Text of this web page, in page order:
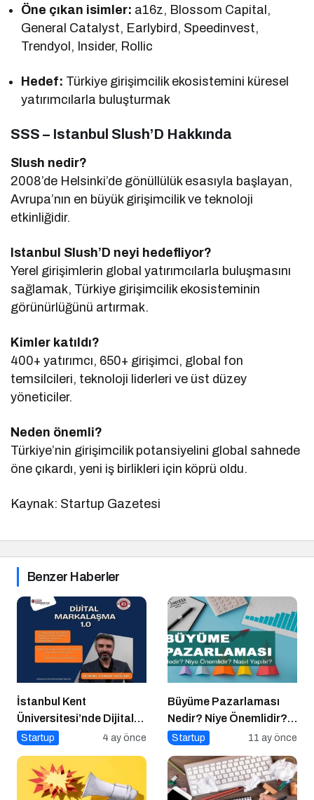
Öne çıkan isimler: a16z, Blossom Capital,
General Catalyst, Earlybird, Speedinvest,
Trendyol, Insider, Rollic
Hedef: Türkiye girişimcilik ekosistemini küresel
yatırımcılarla buluşturmak
SSS – Istanbul Slush’D Hakkında
Slush nedir?
2008’de Helsinki’de gönüllülük esasıyla başlayan,
Avrupa’nın en büyük girişimcilik ve teknoloji
etkinliğidir.
Istanbul Slush’D neyi hedefliyor?
Yerel girişimlerin global yatırımcılarla buluşmasını
sağlamak, Türkiye girişimcilik ekosisteminin
görünürlüğünü artırmak.
Kimler katıldı?
400+ yatırımcı, 650+ girişimci, global fon
temsilcileri, teknoloji liderleri ve üst düzey
yöneticiler.
Neden önemli?
Türkiye’nin girişimcilik potansiyelini global sahnede
öne çıkardı, yeni iş birlikleri için köprü oldu.
Kaynak: Startup Gazetesi
Benzer Haberler
İstanbul Kent
Üniversitesi’nde Dijital
Markalaşma 1.0
Startup 4 ay önce
Büyüme Pazarlaması
Nedir? Niye Önemlidir?
Growht Marketıng Nasıl
Startup 11 ay önce